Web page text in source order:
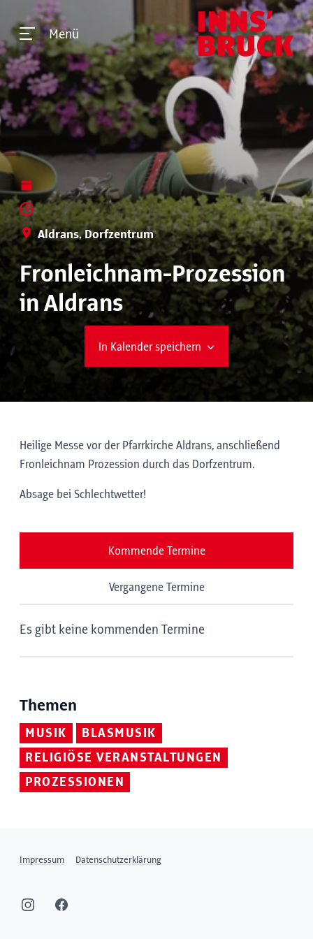
Menü
Aldrans, Dorfzentrum
Fronleichnam-Prozession
in Aldrans
In Kalender speichern
Heilige Messe vor der Pfarrkirche Aldrans, anschließend
Fronleichnam Prozession durch das Dorfzentrum.
Absage bei Schlechtwetter!
Kommende Termine
Vergangene Termine
Es gibt keine kommenden Termine
Themen
MUSIK
BLASMUSIK
RELIGIÖSE VERANSTALTUNGEN
PROZESSIONEN
Impressum Datenschutzerklärung